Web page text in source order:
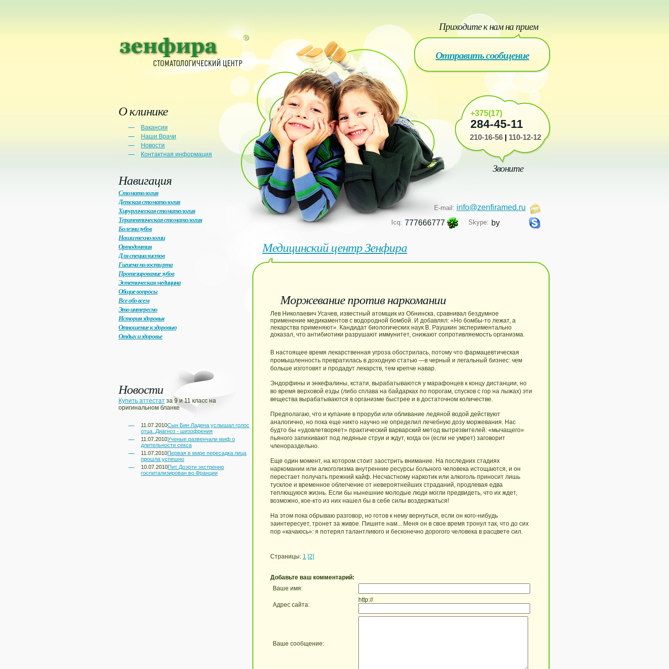
О клинике
Вакансии
Наши Врачи
Новости
Контактная информация
Навигация
Стоматология
Детская стоматология
Хирургическая стоматология
Терапевтическая стоматология
Болезни зубов
Наши технологии
Ортодонтия
Для специалистов
Гигиена полости рта
Протезирование зубов
Эстетическая медицина
Общие вопросы
Все обо всем
Это интересно
История здоровья
Отношение к здоровью
Отдых и здоровье
Новости
Купить аттестат за 9 и 11 класс на
оригинальном бланке
11.07.2010Сын Бин Ладена услышал голос
отца. Диагноз - шизофрения
11.07.2010Ученые развенчали миф о
длительности секса
11.07.2010Первая в мире пересадка лица
прошла успешно
10.07.2010Пит Доэрти экстренно
госпитализирован во Франции
Приходите к нам на прием
Отправить сообщение
+375(17)
284-45-11
210-16-56 110-12-12
Звоните
E-mail: info@zenfiramed.ru
Icq: 777666777 Skype: by
Медицинский центр Зенфира
Моржевание против наркомании
Лев Николаевич Усачев, известный атомщик из Обнинска, сравнивал бездумное
применение медикаментов с водородной бомбой. И добавлял: «Но бомбы-то лежат, а
лекарства применяют». Кандидат биологических наук В. Раушкин экспериментально
доказал, что антибиотики разрушают иммунитет, снижают сопротивляемость организма.
В настоящее время лекарственная угроза обострилась, потому что фармацевтическая
промышленность превратилась в доходную статью —в черный и легальный бизнес: чем
больше изготовят и продадут лекарств, тем крепче навар.
Эндорфины и энкефалины, кстати, вырабатываются у марафонцев к концу дистанции, но
во время верховой езды (либо сплава на байдарках по порогам, спусков с гор на лыжах) эти
вещества вырабатываются в организме быстрее и в достаточном количестве.
Предполагаю, что и купание в проруби или обливание ледяной водой действуют
аналогично, но пока еще никто научно не определил лечебную дозу моржевания. Нас
будто бы «удовлетворяет» практический варварский метод вытрезвителей: «мычащего»
пьяного запихивают под ледяные струи и ждут, когда он (если не умрет) заговорит
членораздельно.
Еще один момент, на котором стоит заострить внимание. На последних стадиях
наркомании или алкоголизма внутренние ресурсы больного человека истощаются, и он
перестает получать прежний кайф. Несчастному наркотик или алкоголь приносит лишь
тусклое и временное облегчение от невероятнейших страданий, продлевая едва
теплющуюся жизнь. Если бы нынешние молодые люди могли предвидеть, что их ждет,
возможно, кое-кто из них нашел бы в себе силы воздержаться!
На этом пока обрываю разговор, но готов к нему вернуться, если он кого-нибудь
заинтересует, тронет за живое. Пишите нам... Меня он в свое время тронул так, что до сих
пор «качаюсь»: я потерял талантливого и бесконечно дорогого человека в расцвете сил.
Страницы: 1 [2]
Добавьте ваш комментарий:
Ваше имя:
Адрес сайта:
http://
Ваше сообщение: